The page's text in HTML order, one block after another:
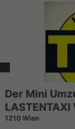
Der Mini Umzug / !!
LASTENTAXI
1210 Wien